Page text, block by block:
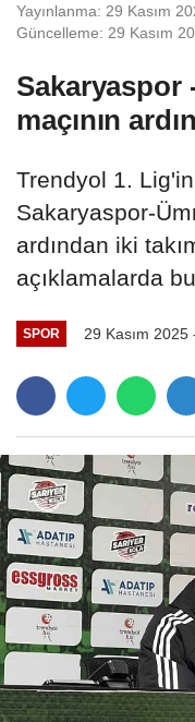
Yayınlanma: 29 Kasım
Güncelleme: 29 Kasım
Sakaryaspor
maçının
Trendyol 1.
Sakaryaspor-
ardından iki
açıklamalarda
SPOR 29 Kasım 2025